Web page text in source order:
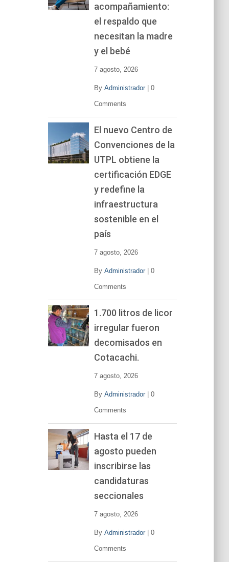
acompañamiento:
el respaldo que
necesitan la madre
y el bebé
7 agosto, 2026
By Administrador| 0
Comments
El nuevo Centro de
Convenciones de la
UTPL obtiene la
certificación EDGE
y redefine la
infraestructura
sostenible en el
país
7 agosto, 2026
By Administrador| 0
Comments
1.700 litros de licor
irregular fueron
decomisados en
Cotacachi.
7 agosto, 2026
By Administrador| 0
Comments
Hasta el 17 de
agosto pueden
inscribirse las
candidaturas
seccionales
7 agosto, 2026
By Administrador| 0
Comments